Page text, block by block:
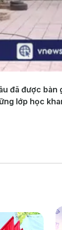
đã được
lớp học